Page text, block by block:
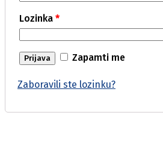
Lozinka *
Zapamti me
Zaboravili ste lozinku?